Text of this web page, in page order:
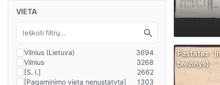
VIETA
Pastatas :
brėžinys]